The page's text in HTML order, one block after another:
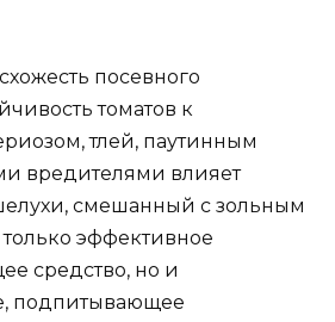
посевного
томатов к
тлей, паутинным
вредителями влияет
смешанный с зольным
только эффективное
средство, но и
подпитывающее